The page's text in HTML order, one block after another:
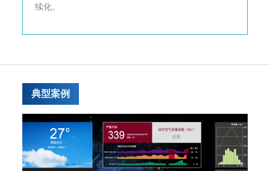
续化。
典型案例